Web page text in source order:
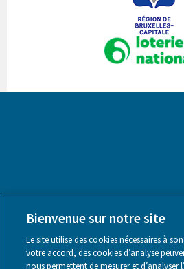
Bienvenue sur notre site
Le site utilise des cookies nécessaires à
votre accord, des cookies d’analyse
nous permettent de mesurer et d’analyser